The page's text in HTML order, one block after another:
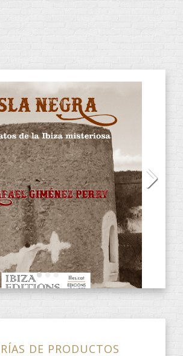
DE PRODUCTOS
(13)
(31)
(7)
(3)
(2)
(1)